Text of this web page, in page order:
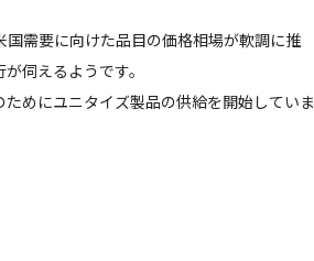
需要に向けた品目の価格相場が軟調に推
伺えるようです。
めにユニタイズ製品の供給を開始していま